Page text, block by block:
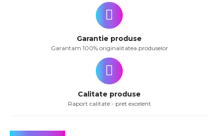
Garantie produse
Garantam 100% originalitatea produselor
Calitate produse
Raport calitate - pret excelent